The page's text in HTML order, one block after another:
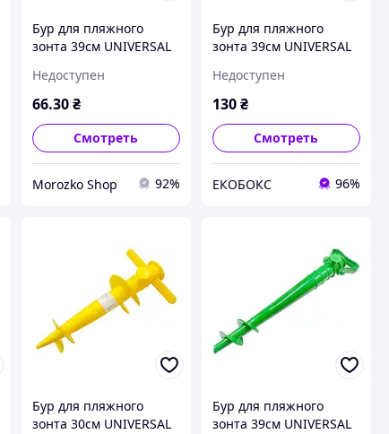
Бур для пляжного
зонта 39см UNIVERSAL
Недоступен
66.30 ₴
Смотреть
Morozko Shop 92%
Бур для пляжного
зонта 39см UNIVERSAL
Недоступен
130₴
Смотреть
ЕКОБОКС 96%
Бур для пляжного
зонта 30см UNIVERSAL
Бур для пляжного
зонта 39см UNIVERSAL